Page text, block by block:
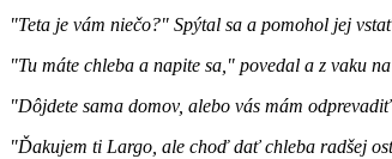
"Teta je vám niečo?" Spýtal sa a pomohol jej
"Tu máte chleba a napite sa," povedal a z vaku
"Dôjdete sama domov, alebo vás mám
"Ďakujem ti Largo, ale choď dať chleba radšej